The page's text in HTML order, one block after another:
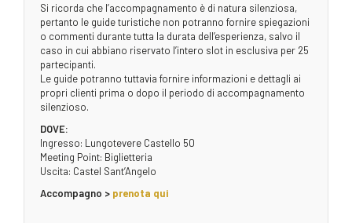
Si ricorda che l’accompagnamento è di natura silenziosa,
pertanto le guide turistiche non potranno fornire spiegazioni
o commenti durante tutta la durata dell’esperienza, salvo il
caso in cui abbiano riservato l’intero slot in esclusiva per 25
partecipanti.
Le guide potranno tuttavia fornire informazioni e dettagli ai
propri clienti prima o dopo il periodo di accompagnamento
silenzioso.
DOVE:
Ingresso: Lungotevere Castello 50
Meeting Point: Biglietteria
Uscita: Castel Sant’Angelo
Accompagno > prenota qui